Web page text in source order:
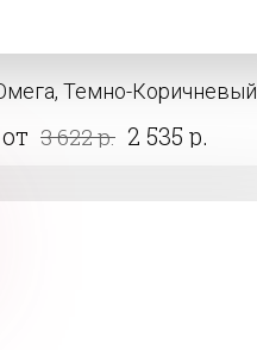
Темно-Коричневый
от 3 622 р. 2 535 р.